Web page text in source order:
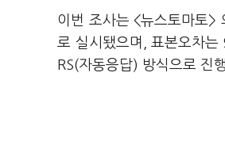
이번 조사는 <뉴스토마토
로 실시됐으며, 표본오차
RS(자동응답) 방식으로 진